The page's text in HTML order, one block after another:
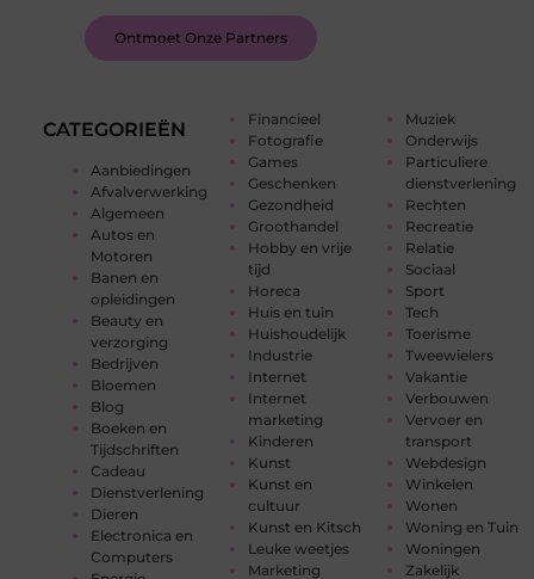
CATEGORIEËN
Aanbiedingen
Afvalverwerking
Algemeen
Autos en
Motoren
Banen en
opleidingen
Beauty en
verzorging
Bedrijven
Bloemen
Blog
Boeken en
Tijdschriften
Cadeau
Dienstverlening
Dieren
Electronica en
Computers
Financieel
Fotografie
Games
Geschenken
Gezondheid
Groothandel
Hobby en vrije
tijd
Horeca
Huis en tuin
Huishoudelijk
Industrie
Internet
Internet
marketing
Kinderen
Kunst
Kunst en
cultuur
Kunst en Kitsch
Leuke weetjes
Marketing
Muziek
Onderwijs
Particuliere
dienstverlening
Rechten
Recreatie
Relatie
Sociaal
Sport
Tech
Toerisme
Tweewielers
Vakantie
Verbouwen
Vervoer en
transport
Webdesign
Winkelen
Wonen
Woning en Tuin
Woningen
Zakelijk
Ontmoet Onze Partners